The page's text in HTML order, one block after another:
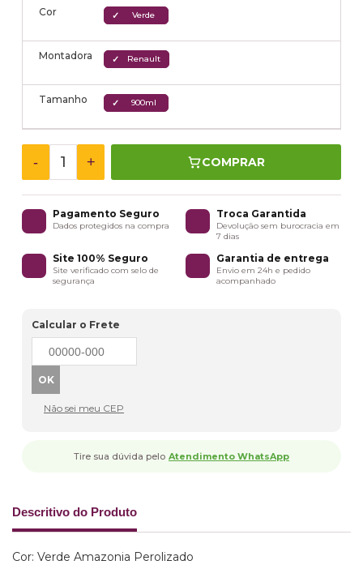
Cor Verde
Montadora Renault
Tamanho 900ml
- + COMPRAR
Pagamento Seguro
Dados protegidos na compra
Troca Garantida
Devolução sem burocracia em
7 dias
Site 100% Seguro
Site verificado com selo de
segurança
Garantia de entrega
Envio em 24h e pedido
acompanhado
Calcular o Frete
Não sei meu CEP
Tire sua dúvida pelo Atendimento WhatsApp
Descritivo do Produto
Cor: Verde Amazonia Perolizado